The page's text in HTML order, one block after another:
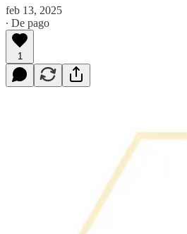
feb 13, 2025
∙ De pago
1